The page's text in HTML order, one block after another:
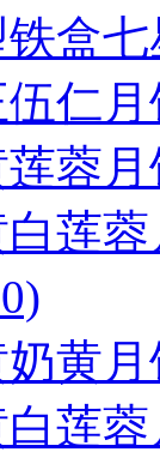
盒
仁月
蓉月
莲
黄月
莲